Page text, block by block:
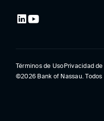
Términos de Uso Privacidad
©2026 Bank of Nassau.